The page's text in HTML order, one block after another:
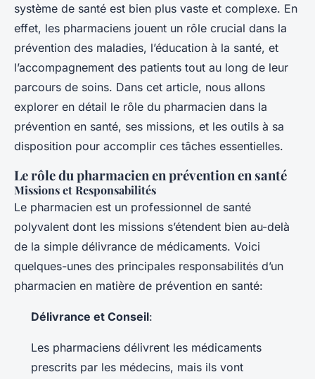
système de santé est bien plus vaste et complexe. En
effet, les pharmaciens jouent un rôle crucial dans la
prévention des maladies, l’éducation à la santé, et
l’accompagnement des patients tout au long de leur
parcours de soins. Dans cet article, nous allons
explorer en détail le rôle du pharmacien dans la
prévention en santé, ses missions, et les outils à sa
disposition pour accomplir ces tâches essentielles.
Le rôle du pharmacien en prévention en santé
Missions et Responsabilités
Le pharmacien est un professionnel de santé
polyvalent dont les missions s’étendent bien au-delà
de la simple délivrance de médicaments. Voici
quelques-unes des principales responsabilités d’un
pharmacien en matière de prévention en santé:
Délivrance et Conseil:
Les pharmaciens délivrent les médicaments
prescrits par les médecins, mais ils vont